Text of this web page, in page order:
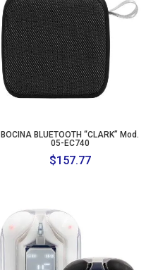
BOCINA BLUETOOTH “CLARK” Mod.
05-EC740
$157.77